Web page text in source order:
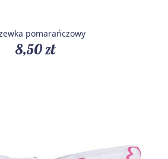
pomarańczowy
8,50 zł